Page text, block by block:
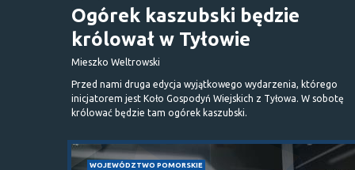
Ogórek kaszubski będzie
królował w Tyłowie
Mieszko Weltrowski
Przed nami druga edycja wyjątkowego wydarzenia, którego
inicjatorem jest Koło Gospodyń Wiejskich z Tyłowa. W sobotę
królować będzie tam ogórek kaszubski.
WOJEWÓDZTWO POMORSKIE